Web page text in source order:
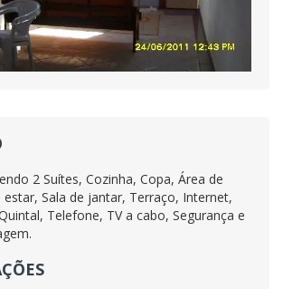
2 Suítes, Cozinha, Copa, Área de
estar, Sala de jantar, Terraço, Internet,
Telefone, TV a cabo, Segurança e